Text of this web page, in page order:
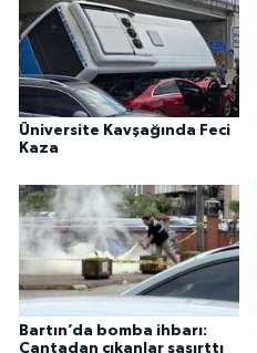
Üniversite Kavşağında Feci
Kaza
Bartın’da bomba ihbarı:
Çantadan çıkanlar şaşırttı